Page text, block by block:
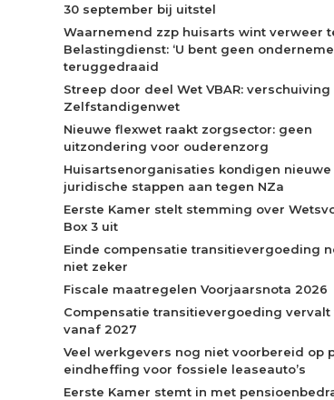
30 september bij uitstel
Waarnemend zzp huisarts wint verweer
Belastingdienst: ‘U bent geen
teruggedraaid
Streep door deel Wet VBAR: verschuiving
Zelfstandigenwet
Nieuwe flexwet raakt zorgsector: geen
uitzondering voor ouderenzorg
Huisartsenorganisaties kondigen nieuwe
juridische stappen aan tegen NZa
Eerste Kamer stelt stemming over
Box 3 uit
Einde compensatie transitievergoeding
niet zeker
Fiscale maatregelen Voorjaarsnota 2026
Compensatie transitievergoeding
vanaf 2027
Veel werkgevers nog niet voorbereid op
eindheffing voor fossiele leaseauto’s
Eerste Kamer stemt in met